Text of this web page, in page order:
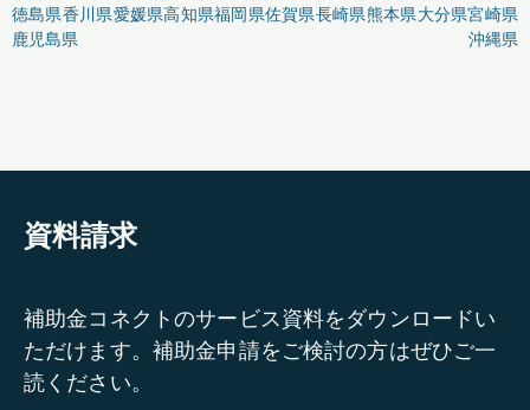
徳島県香川県愛媛県高知県福岡県佐賀県長崎県熊本県大分県宮崎県
鹿児島県
沖縄県
資料請求
補助金コネクトのサービス資料をダウンロードい
ただけます。補助金申請をご検討の方はぜひご一
読ください。